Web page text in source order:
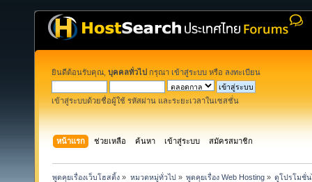
ยินดีต้อนรับคุณ, บุคคลทั่วไป กรุณา เข้าสู่ระบบ หรือ ลงทะเบียน
เข้าสู่ระบบด้วยชื่อผู้ใช้ รหัสผ่าน และระยะเวลาในเซสชั่น
หน้าแรก ช่วยเหลือ ค้นหา เข้าสู่ระบบ สมัครสมาชิก
พูดคุยเรื่องเว็บโฮสติ้ง » หมวดหมู่ทั่วไป» พูดคุยเรื่อง Web Hosting» ดูโปรโมชั่